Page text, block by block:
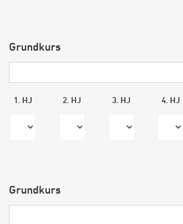
Grundkurs
1. HJ 2. HJ 3. HJ 4. HJ
Grundkurs